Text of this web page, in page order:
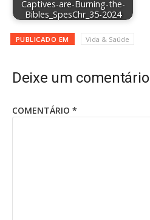
Captives-are-Burning-the-
Bibles_SpesChr_35-2024
PUBLICADO EM Vida & Saúde
Deixe um comentário
COMENTÁRIO *